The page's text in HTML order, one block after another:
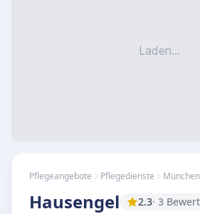
Laden...
Pflegeangebote Pflegedienste München
Hausengel 2.3· 3